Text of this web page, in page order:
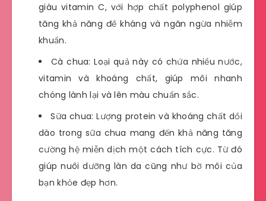
giàu vitamin C, với hợp chất polyphenol giúp
tăng khả năng đề kháng và ngăn ngừa nhiễm
khuẩn.
Cà chua: Loại quả này có chứa nhiều nước,
vitamin và khoáng chất, giúp môi nhanh
chóng lành lại và lên màu chuẩn sắc.
Sữa chua: Lượng protein và khoáng chất dồi
dào trong sữa chua mang đến khả năng tăng
cường hệ miễn dịch một cách tích cực. Từ đó
giúp nuôi dưỡng làn da cũng như bờ môi của
bạn khỏe đẹp hơn.